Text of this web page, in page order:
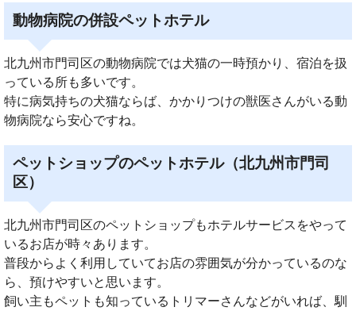
動物病院の併設ペットホテル
北九州市門司区の動物病院では犬猫の一時預かり、宿泊を扱
っている所も多いです。
特に病気持ちの犬猫ならば、かかりつけの獣医さんがいる動
物病院なら安心ですね。
ペットショップのペットホテル（北九州市門司
区）
北九州市門司区のペットショップもホテルサービスをやって
いるお店が時々あります。
普段からよく利用していてお店の雰囲気が分かっているのな
ら、預けやすいと思います。
飼い主もペットも知っているトリマーさんなどがいれば、馴